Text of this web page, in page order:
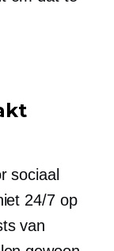
sociaal
24/7 op
van